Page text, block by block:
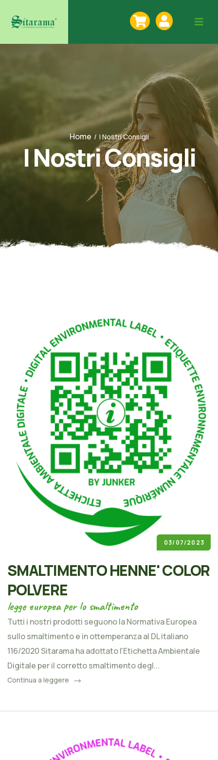
Home / I Nostri Consigli
I Nostri Consigli
03/07/2023
SMALTIMENTO HENNE' COLOR
POLVERE
legge europea per lo smaltimento
Tutti i nostri prodotti seguono la Normativa Europea
sullo smaltimento e in ottemperanza al DL italiano
116/2020 Sitarama ha adottato l'Etichetta Ambientale
Digitale per il corretto smaltimento degl...
Continua a leggere